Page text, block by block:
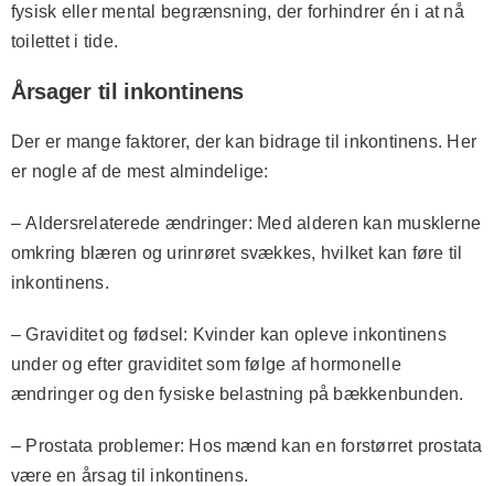
fysisk eller mental begrænsning, der forhindrer én i at nå
toilettet i tide.
Årsager til inkontinens
Der er mange faktorer, der kan bidrage til inkontinens. Her
er nogle af de mest almindelige:
–Aldersrelaterede ændringer: Med alderen kan musklerne
omkring blæren og urinrøret svækkes, hvilket kan føre til
inkontinens.
–Graviditet og fødsel : Kvinder kan opleve inkontinens
under og efter graviditet som følge af hormonelle
ændringer og den fysiske belastning på bækkenbunden.
– Prostata problemer: Hos mænd kan en forstørret prostata
være en årsag til inkontinens.